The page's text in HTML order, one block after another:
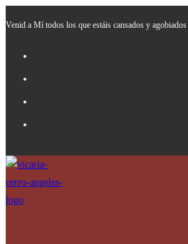
Venid a Mí todos los que estáis cansados y